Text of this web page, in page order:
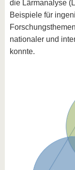
die Lärmanalyse
Beispiele für
nationaler und
konnte.